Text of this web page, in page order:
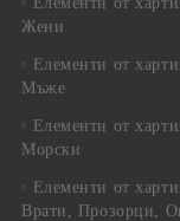
Жени
Елементи от
Мъже
Елементи от
Морски
Елементи от
Врати, Прозорци,